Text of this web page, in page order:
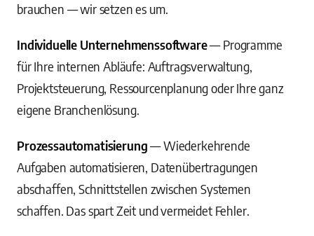
brauchen — wir setzen es um.
Individuelle Unternehmenssoftware— Programme
für Ihre internen Abläufe: Auftragsverwaltung,
Projektsteuerung, Ressourcenplanung oder Ihre ganz
eigene Branchenlösung.
Prozessautomatisierung— Wiederkehrende
Aufgaben automatisieren, Datenübertragungen
abschaffen, Schnittstellen zwischen Systemen
schaffen. Das spart Zeit und vermeidet Fehler.